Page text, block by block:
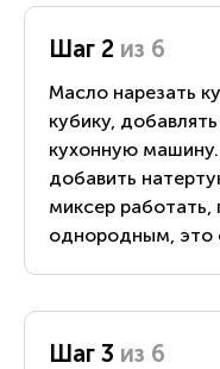
Шаг 2 из 6
Масло нарезать
кубику,
кухонную машину.
добавить
миксер работать,
однородным, это
Шаг 3 из 6